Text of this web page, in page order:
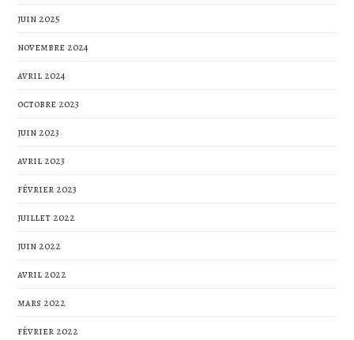
juin 2025
novembre 2024
avril 2024
octobre 2023
juin 2023
avril 2023
février 2023
juillet 2022
juin 2022
avril 2022
mars 2022
février 2022